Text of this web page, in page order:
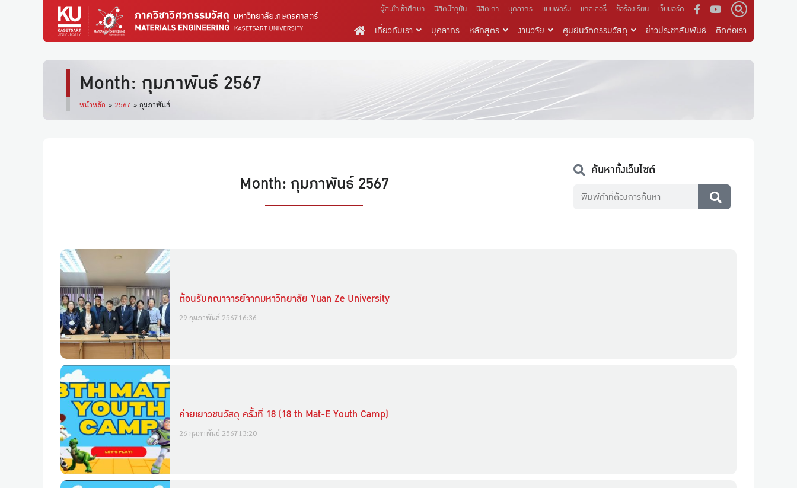
ผู้สนใจเข้าศึกษา นิสิตปัจจุบัน นิสิตเก่า บุคลากร แบบฟอร์ม แกลเลอรี่ ข้อร้องเรียน เว็บบอร์ด
เกี่ยวกับเรา บุคลากร หลักสูตร งานวิจัย ศูนย์นวัตกรรมวัสดุ ข่าวประชาสัมพันธ์ ติดต่อเรา
Month: กุมภาพันธ์ 2567
หน้าหลัก » 2567 » กุมภาพันธ์
Month: กุมภาพันธ์ 2567
ค้นหาทั้งเว็บไซต์
ต้อนรับคณาจารย์จากมหาวิทยาลัย Yuan Ze University
29 กุมภาพันธ์ 256716:36
ค่ายเยาวชนวัสดุ ครั้งที่ 18 (18 th Mat-E Youth Camp)
26 กุมภาพันธ์ 256713:20